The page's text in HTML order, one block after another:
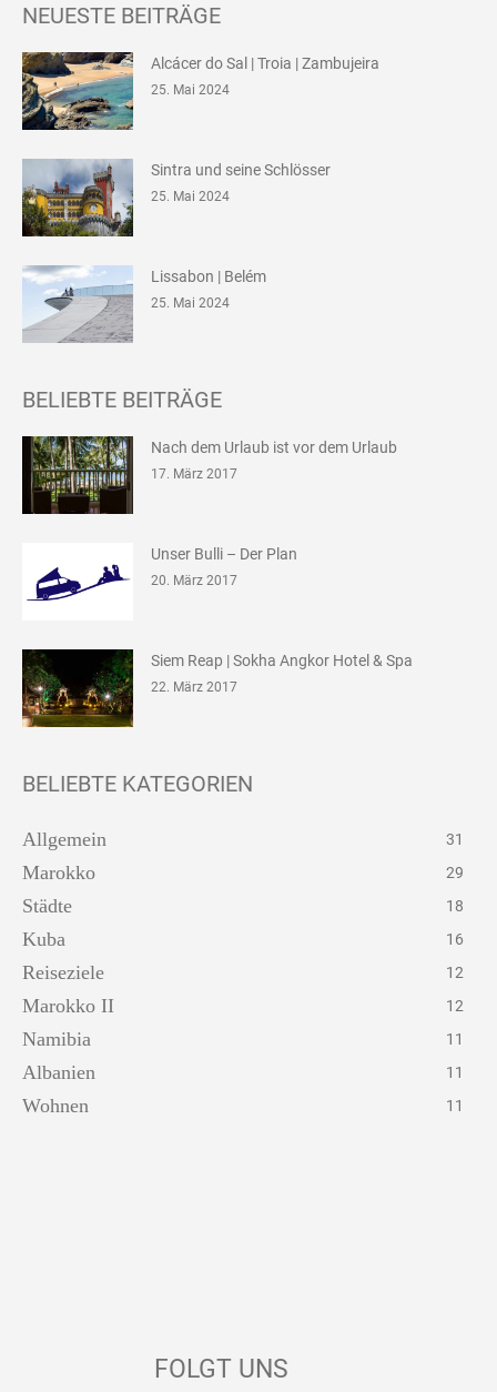
NEUESTE BEITRÄGE
Alcácer do Sal | Troia | Zambujeira
25. Mai 2024
Sintra und seine Schlösser
25. Mai 2024
Lissabon | Belém
25. Mai 2024
BELIEBTE BEITRÄGE
Nach dem Urlaub ist vor dem Urlaub
17. März 2017
Unser Bulli – Der Plan
20. März 2017
Siem Reap | Sokha Angkor Hotel & Spa
22. März 2017
BELIEBTE KATEGORIEN
Allgemein 31
Marokko 29
Städte 18
Kuba 16
Reiseziele 12
Marokko II 12
Namibia 11
Albanien 11
Wohnen 11
FOLGT UNS